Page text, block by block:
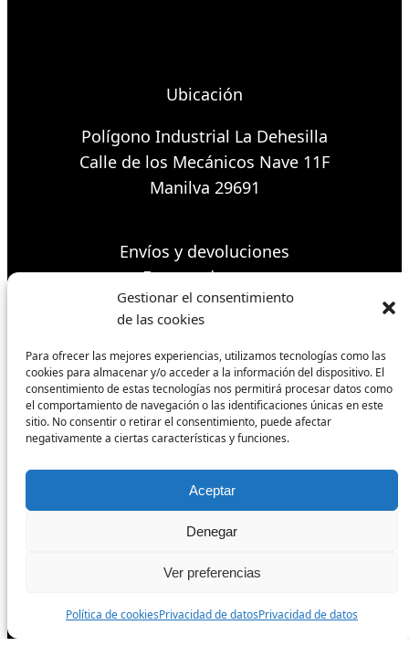
Gestionar el consentimiento
de las cookies
Para ofrecer las mejores experiencias, utilizamos tecnologías como las
cookies para almacenar y/o acceder a la información del dispositivo. El
consentimiento de estas tecnologías nos permitirá procesar datos como
el comportamiento de navegación o las identificaciones únicas en este
sitio. No consentir o retirar el consentimiento, puede afectar
negativamente a ciertas características y funciones.
Aceptar
Denegar
Ver preferencias
Política de cookiesPrivacidad de datosPrivacidad de datos
Ubicación
Polígono Industrial La Dehesilla
Calle de los Mecánicos Nave 11F
Manilva 29691
Envíos y devoluciones
Formas de pago
Política de cookies
Condiciones de venta
Síguenos
Facebook
Instagram
TikTok